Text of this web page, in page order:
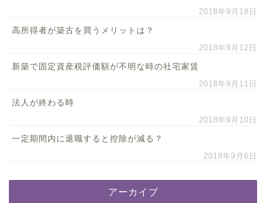
2018年9月18日
高所得者が築古を買うメリットは？
2018年9月12日
新築で固定資産税評価額が不明な時の社宅家賃
2018年9月11日
法人が終わる時
2018年9月10日
一定期間内に退職すると控除が減る？
2018年9月6日
アーカイブ